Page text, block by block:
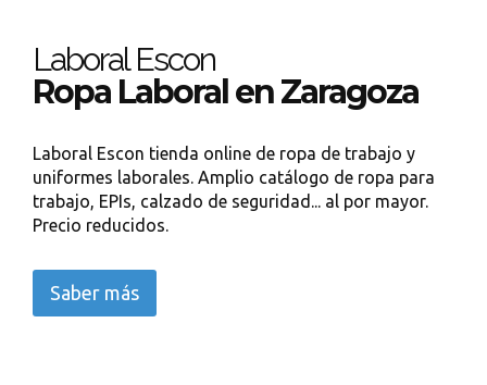
Laboral Escon
Ropa Laboral en Zaragoza
Laboral Escon tienda online de ropa de trabajo y
uniformes laborales. Amplio catálogo de ropa para
trabajo, EPIs, calzado de seguridad... al por mayor.
Precio reducidos.
Saber más